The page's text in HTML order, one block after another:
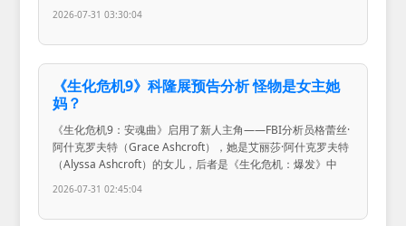
2026-07-31 03:30:04
《生化危机9》科隆展预告分析 怪物是女主她
妈？
《生化危机9：安魂曲》启用了新人主角——FBI分析员格蕾丝·
阿什克罗夫特（Grace Ashcroft），她是艾丽莎·阿什克罗夫特
（Alyssa Ashcroft）的女儿，后者是《生化危机：爆发》中
2026-07-31 02:45:04